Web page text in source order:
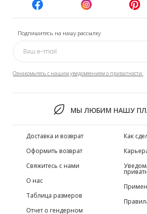
Подпишитесь на нашу рассылку
Ознакомьтесь с нашим уведомлением о приватности.
МЫ ЛЮБИМ НАШУ
Доставка и возврат
Оформить возврат
Свяжитесь с нами
О нас
Таблица размеров
Отчет о гендерном
Как